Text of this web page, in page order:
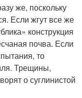
же, поскольку
Если жгут все же
конструкция
почва. Если
то
Трещины,
о суглинистой